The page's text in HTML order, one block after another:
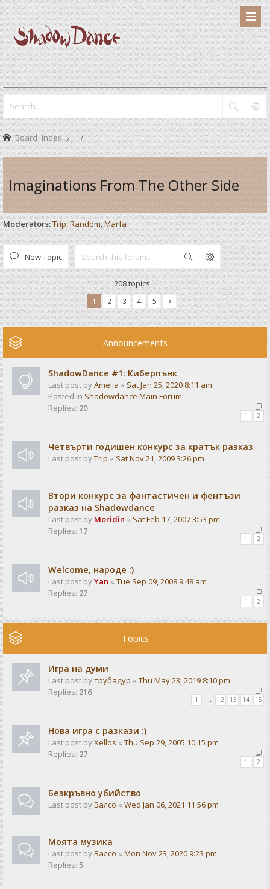
Board index
Imaginations From The Other Side
Moderators:Trip,Random,Marfa
New Topic Search
208 topics
1 2 3 4 5
Announcements
ShadowDance #1: Киберпънк
Last post byAmelia « Sat Jan 25, 2020 8:11 am
Posted in Shadowdance Main Forum
Replies: 20
1 2
Четвърти годишен конкурс за кратък разказ
Last post byTrip « Sat Nov 21, 2009 3:26 pm
Втори конкурс за фантастичен и фентъзи
разказ на Shadowdance
Last post by Moridin « Sat Feb 17, 2007 3:53 pm
Replies: 17
1 2
Welcome, народе :)
Last post byYan « Tue Sep 09, 2008 9:48 am
Replies: 27
1 2
Topics
Игра на думи
Last post byтрубадур « Thu May 23, 2019 8:10 pm
Replies: 216
1 … 12 13 14 15
Нова игра с разкази :)
Last post byXellos « Thu Sep 29, 2005 10:15 pm
Replies: 27
1 2
Безкръвно убийство
Last post byВалсо « Wed Jan 06, 2021 11:56 pm
Моята музика
Last post byВалсо « Mon Nov 23, 2020 9:23 pm
Replies: 5